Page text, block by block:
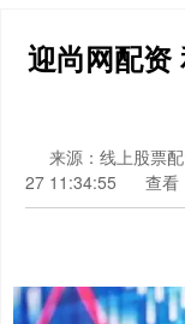
迎尚网配资
来源：线上股票
27 11:34:55
查看